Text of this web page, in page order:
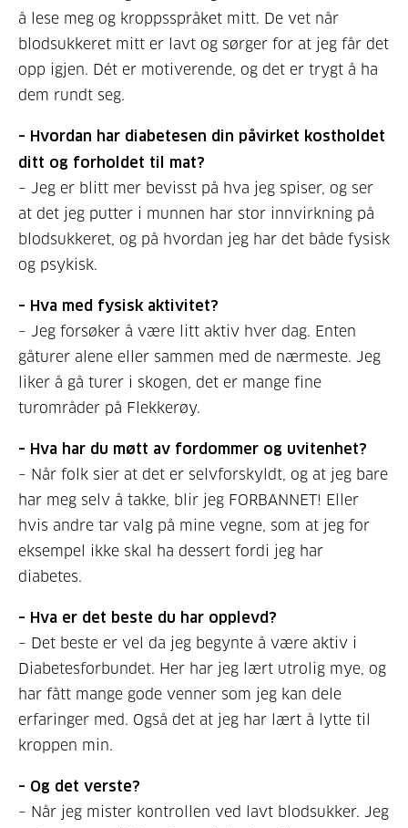
å lese meg og kroppsspråket mitt. De vet når
blodsukkeret mitt er lavt og sørger for at jeg får det
opp igjen. Dét er motiverende, og det er trygt å ha
dem rundt seg.
– Hvordan har diabetesen din påvirket kostholdet
ditt og forholdet til mat?
– Jeg er blitt mer bevisst på hva jeg spiser, og ser
at det jeg putter i munnen har stor innvirkning på
blodsukkeret, og på hvordan jeg har det både fysisk
og psykisk.
– Hva med fysisk aktivitet?
– Jeg forsøker å være litt aktiv hver dag. Enten
gåturer alene eller sammen med de nærmeste. Jeg
liker å gå turer i skogen, det er mange fine
turområder på Flekkerøy.
– Hva har du møtt av fordommer og uvitenhet?
– Når folk sier at det er selvforskyldt, og at jeg bare
har meg selv å takke, blir jeg FORBANNET! Eller
hvis andre tar valg på mine vegne, som at jeg for
eksempel ikke skal ha dessert fordi jeg har
diabetes.
– Hva er det beste du har opplevd?
– Det beste er vel da jeg begynte å være aktiv i
Diabetesforbundet. Her har jeg lært utrolig mye, og
har fått mange gode venner som jeg kan dele
erfaringer med. Også det at jeg har lært å lytte til
kroppen min.
– Og det verste?
– Når jeg mister kontrollen ved lavt blodsukker. Jeg